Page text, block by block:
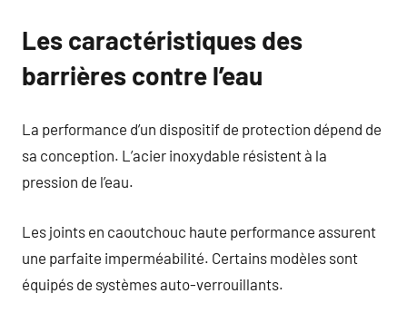
Les caractéristiques des
barrières contre l’eau
La performance d’un dispositif de protection dépend de
sa conception. L’acier inoxydable résistent à la
pression de l’eau.
Les joints en caoutchouc haute performance assurent
une parfaite imperméabilité. Certains modèles sont
équipés de systèmes auto-verrouillants.